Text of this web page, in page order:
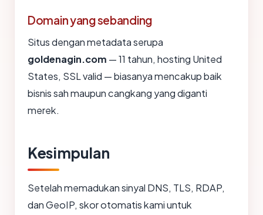
Domain yang sebanding
Situs dengan metadata serupa
goldenagin.com — 11 tahun, hosting United
States, SSL valid — biasanya mencakup baik
bisnis sah maupun cangkang yang diganti
merek.
Kesimpulan
Setelah memadukan sinyal DNS, TLS, RDAP,
dan GeoIP, skor otomatis kami untuk